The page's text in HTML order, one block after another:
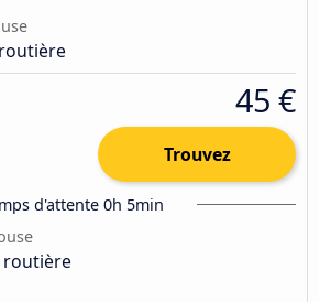
45 €
Trouvez
d'attente 0h 5min
routière